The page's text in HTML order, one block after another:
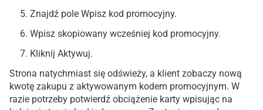
Znajdź pole Wpisz kod promocyjny.
Wpisz skopiowany wcześniej kod promocyjny.
Kliknij Aktywuj.
Strona natychmiast się odświeży, a klient zobaczy nową
kwotę zakupu z aktywowanym kodem promocyjnym. W
razie potrzeby potwierdź obciążenie karty wpisując na